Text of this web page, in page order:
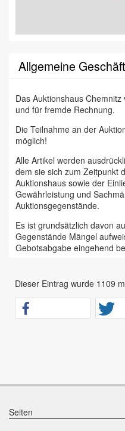
Allgemeine
Das Auktionshaus
und für fremde Rechnung.
Die Teilnahme an der
möglich!
Alle Artikel werden
dem sie sich zum Zeitpunkt
Auktionshaus sowie der
Gewährleistung und
Auktionsgegenstände.
Es ist grundsätzlich davon
Gegenstände Mängel
Gebotsabgabe eingehend
dass sämtliche zum Verkauf
Bei allen zum Verkauf
ist davon auszugehen, dass
unerheblichen Vorschaden
Wir weisen eindringlich
einverstanden sind und
Dieser Eintrag wurde 1109
Seiten